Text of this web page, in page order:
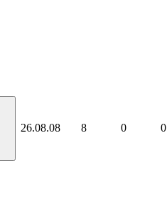
26.08.08 8 0 0